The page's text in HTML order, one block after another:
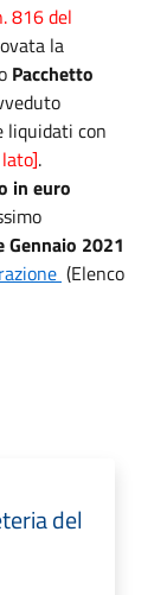
816 del
la
Pacchetto
liquidati con
.
in euro
2021
(Elenco
del